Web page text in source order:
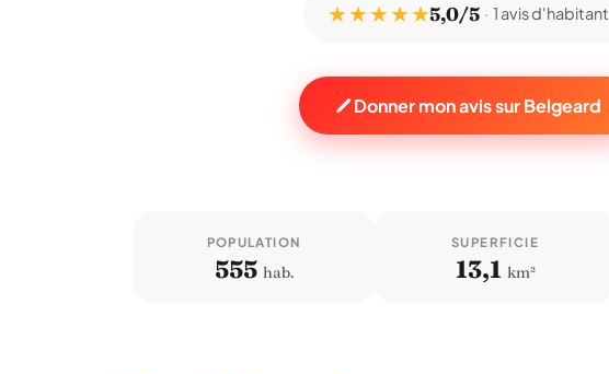
★ ★ ★ ★ ★5,0/5 1 avis d'habitant
Donner mon avis sur Belgeard
POPULATION
555 hab.
SUPERFICIE
13,1 km²